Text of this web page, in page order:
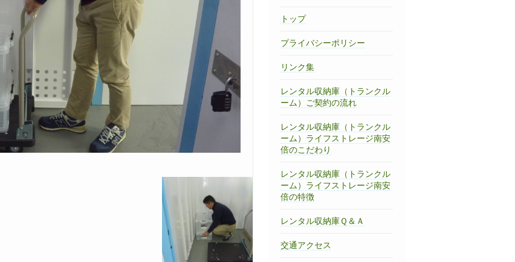
トップ
プライバシーポリシー
リンク集
レンタル収納庫（トランクル
ーム）ご契約の流れ
レンタル収納庫（トランクル
ーム）ライフストレージ南安
倍のこだわり
レンタル収納庫（トランクル
ーム）ライフストレージ南安
倍の特徴
レンタル収納庫Ｑ＆Ａ
交通アクセス